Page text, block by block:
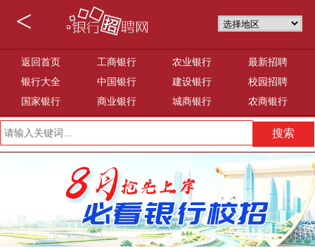
<
返回首页 工商银行 农业银行
最新招聘
银行大全
中国银行 建设银行
校园招聘
国家银行
商业银行 城商银行 农商银行